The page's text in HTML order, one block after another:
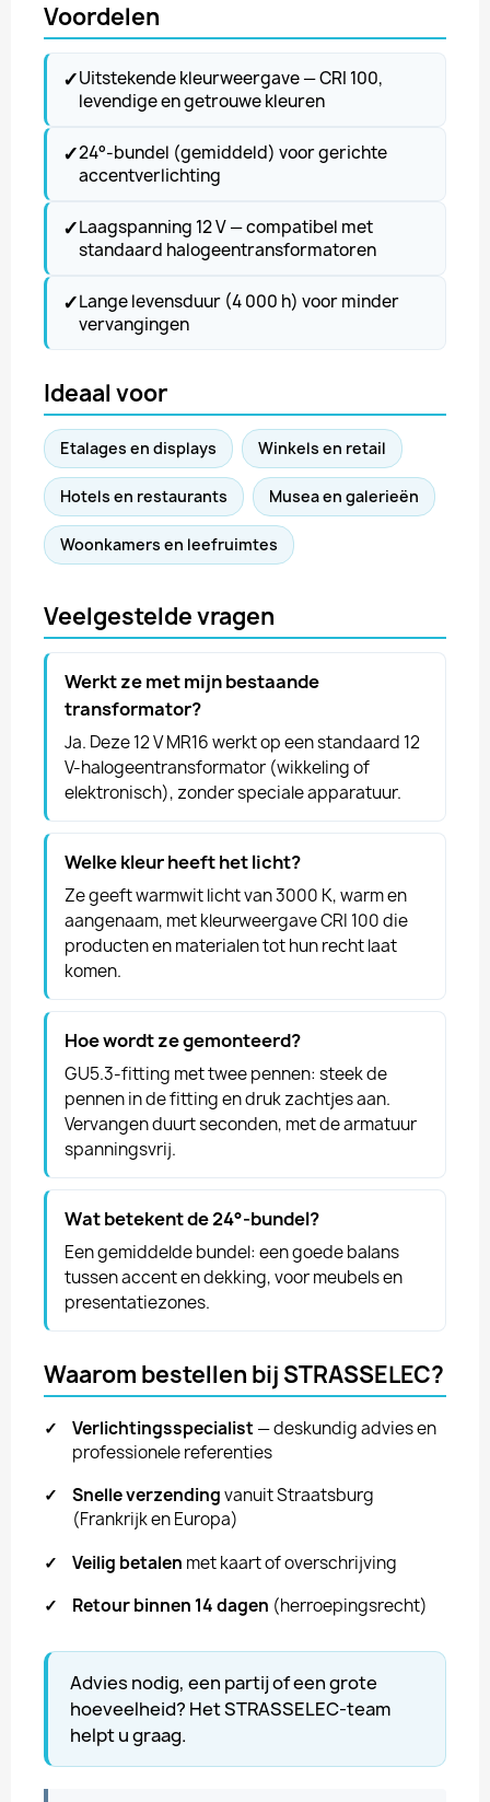
Voordelen
✓Uitstekende kleurweergave — CRI 100,
levendige en getrouwe kleuren
✓24°-bundel (gemiddeld) voor gerichte
accentverlichting
✓Laagspanning 12 V — compatibel met
standaard halogeentransformatoren
✓Lange levensduur (4 000 h) voor minder
vervangingen
Ideaal voor
Etalages en displays Winkels en retail
Hotels en restaurants Musea en galerieën
Woonkamers en leefruimtes
Veelgestelde vragen
Werkt ze met mijn bestaande
transformator?
Ja. Deze 12 V MR16 werkt op een standaard 12
V-halogeentransformator (wikkeling of
elektronisch), zonder speciale apparatuur.
Welke kleur heeft het licht?
Ze geeft warmwit licht van 3000 K, warm en
aangenaam, met kleurweergave CRI 100 die
producten en materialen tot hun recht laat
komen.
Hoe wordt ze gemonteerd?
GU5.3-fitting met twee pennen: steek de
pennen in de fitting en druk zachtjes aan.
Vervangen duurt seconden, met de armatuur
spanningsvrij.
Wat betekent de 24°-bundel?
Een gemiddelde bundel: een goede balans
tussen accent en dekking, voor meubels en
presentatiezones.
Waarom bestellen bij STRASSELEC?
✓ Verlichtingsspecialist — deskundig advies en
professionele referenties
✓
Snelle verzendingvanuit Straatsburg
(Frankrijk en Europa)
✓
Veilig betalen met kaart of overschrijving
✓
Retour binnen 14 dagen (herroepingsrecht)
Advies nodig, een partij of een grote
hoeveelheid? Het STRASSELEC-team
helpt u graag.